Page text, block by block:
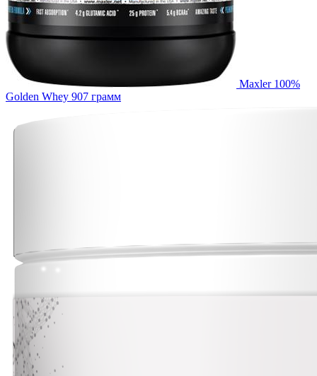
Maxler 100%
Golden Whey 907 грамм